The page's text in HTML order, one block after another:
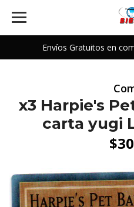
Envíos Gratuitos en
x3 Harpie's
carta yugi